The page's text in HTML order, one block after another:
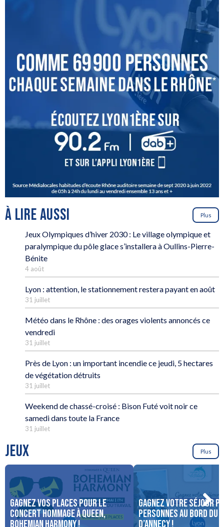
À LIRE AUSSI Plus
Jeux Olympiques d’hiver 2030 : Le village olympique et
paralympique du pôle glace s’installera à Oullins-Pierre-
Bénite
4 août
Lyon : attention, le stationnement restera payant en août
31 juillet
Météo dans le Rhône : des orages violents annoncés ce
vendredi
31 juillet
Près de Lyon : un important incendie ce jeudi, 5 hectares
de végétation détruits
31 juillet
Weekend de chassé-croisé : Bison Futé voit noir ce
samedi dans toute la France
31 juillet
JEUX Plus
Gagnez vos places pour le
concert Hommage à Queen,
Bohemian Harmony !
Gagnez votre séjour
personnes au bord du
d’Annecy !